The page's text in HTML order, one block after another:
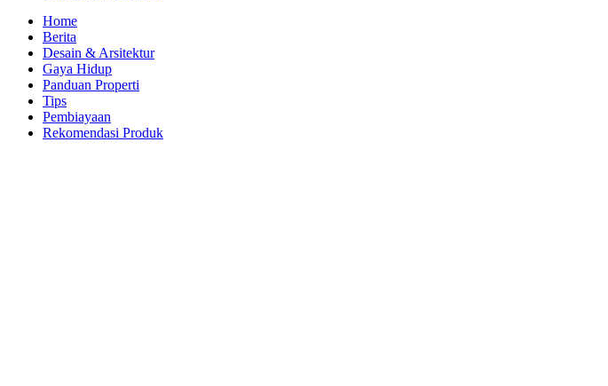
Home
Berita
Desain & Arsitektur
Gaya Hidup
Panduan Properti
Tips
Pembiayaan
Rekomendasi Produk